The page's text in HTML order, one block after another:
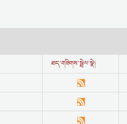
ཐད་གཟིགས་སྦྲེལ་སྣེ།